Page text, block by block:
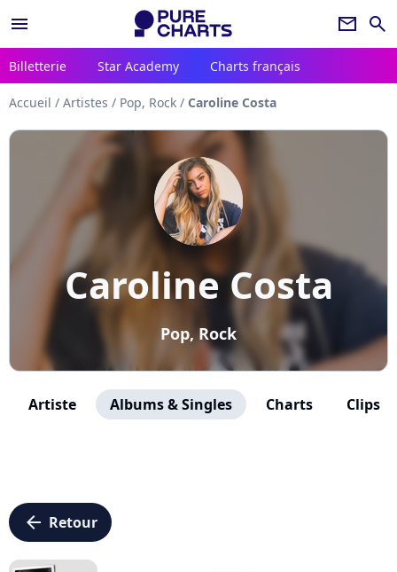
menu newsletter search
Billetterie Star Academy Charts français
Accueil / Artistes / Pop, Rock / Caroline Costa
Caroline Costa
Pop, Rock
Artiste Albums & Singles Charts Clips
arrow_left Retour